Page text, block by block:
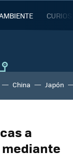
China Japón
a